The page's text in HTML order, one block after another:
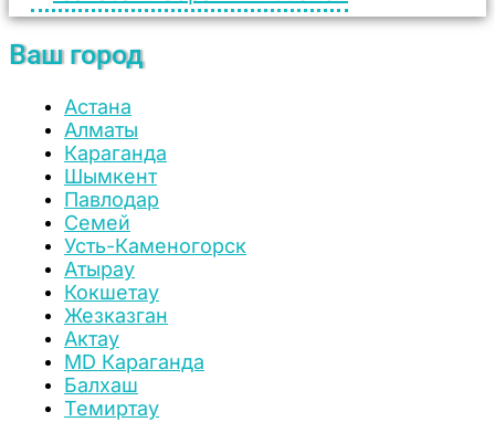
Ваш город
Астана
Алматы
Караганда
Шымкент
Павлодар
Семей
Усть-Каменогорск
Атырау
Кокшетау
Жезказган
Актау
MD Караганда
Балхаш
Темиртау